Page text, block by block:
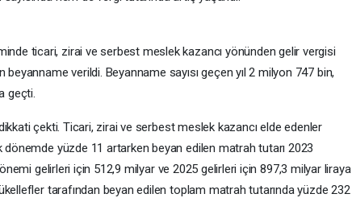
ticari, zirai ve serbest meslek kazancı yönünden gelir vergisi
verildi. Beyanname sayısı geçen yıl 2 milyon 747 bin,
geçti.
çekti. Ticari, zirai ve serbest meslek kazancı elde edenler
dönemde yüzde 11 artarken beyan edilen matrah tutarı 2023
gelirleri için 512,9 milyar ve 2025 gelirleri için 897,3 milyar liraya
tarafından beyan edilen toplam matrah tutarında yüzde 232